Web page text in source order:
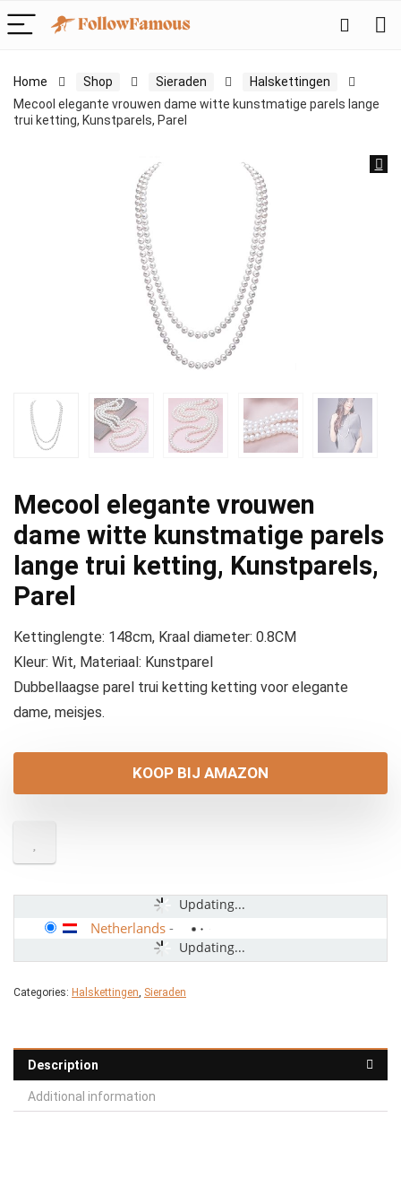
Home Shop Sieraden
Halskettingen
Mecool elegante vrouwen dame witte kunstmatige parels lange
trui ketting, Kunstparels, Parel
Mecool elegante vrouwen
dame witte kunstmatige parels
lange trui ketting, Kunstparels,
Parel
Kettinglengte: 148cm, Kraal diameter: 0.8CM
Kleur: Wit, Materiaal: Kunstparel
Dubbellaagse parel trui ketting ketting voor elegante
dame, meisjes.
KOOP BIJ AMAZON
Updating...
Updating...
Netherlands -
Categories: Halskettingen, Sieraden
Description
Additional information